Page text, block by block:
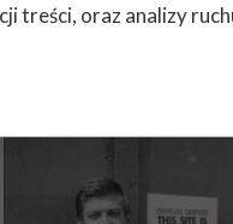
i Andrzeja
Andrzej Olechowski
treści, oraz analizy